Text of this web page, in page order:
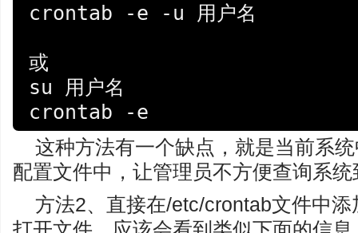
crontab -e -u 用户名
或
su 用户名
这种方法有一个缺点，就是当前系
配置文件中，让管理员不方便查询系
方法2、直接在/etc/crontab文件中